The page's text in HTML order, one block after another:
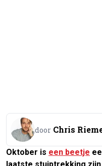
door Chris
Oktober is een beetje